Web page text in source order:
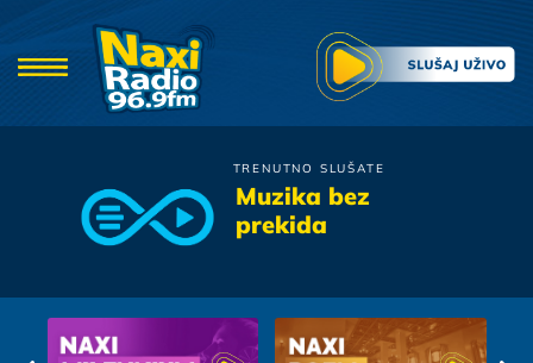
TRENUTNO SLUŠATE
Muzika bez
prekida
Crvena Jabuka